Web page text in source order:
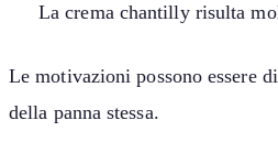
La crema chantilly risulta
Le motivazioni possono essere
della panna stessa.